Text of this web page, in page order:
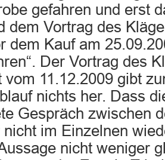
gefahren und erst
dem Vortrag des
dem Kauf am
Der Vortrag des
vom 11.12.2009 gibt
nichts her. Dass
Gespräch zwischen
im Einzelnen
nicht weniger